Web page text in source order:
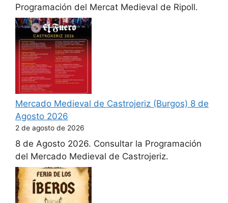
Programación del Mercat Medieval de Ripoll.
Mercado Medieval de Castrojeriz (Burgos) 8 de
Agosto 2026
2 de agosto de 2026
8 de Agosto 2026. Consultar la Programación
del Mercado Medieval de Castrojeriz.